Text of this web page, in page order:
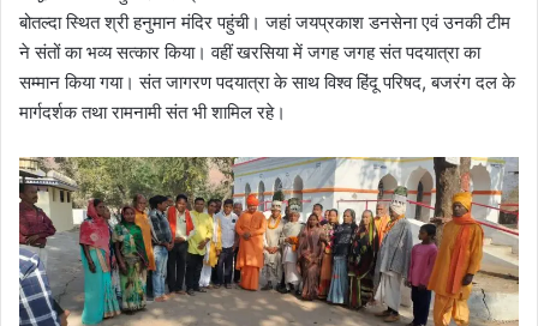
बोतल्दा स्थित श्री हनुमान मंदिर पहुंची। जहां जयप्रकाश डनसेना एवं उनकी टीम
ने संतों का भव्य सत्कार किया। वहीं खरसिया में जगह जगह संत पदयात्रा का
सम्मान किया गया। संत जागरण पदयात्रा के साथ विश्व हिंदू परिषद, बजरंग दल के
मार्गदर्शक तथा रामनामी संत भी शामिल रहे।